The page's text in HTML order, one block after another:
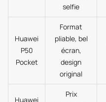
selfie
Huawei
P50
Pocket
Format
pliable, bel
écran,
design
original
Huawei
Prix